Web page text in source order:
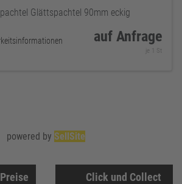
Glättspachtel 90mm eckig
auf Anfrage
je 1 St
Click und Collect
powered by SellSite